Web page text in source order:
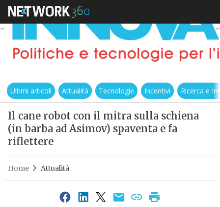
Ultimi articoli Attualità Tecnologie Incentivi Ricerca e
Il cane robot con il mitra sulla schiena
(in barba ad Asimov) spaventa e fa
riflettere
Home Attualità